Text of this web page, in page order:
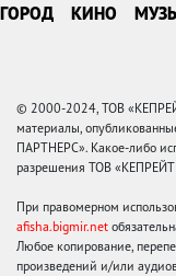
ГОРОД КИНО
© 2000-2024, ТОВ
материалы,
ПАРТНЕРС». Какое-либо
разрешения ТОВ
При правомерном
afisha.bigmir.net
Любое копирование,
произведений и/или